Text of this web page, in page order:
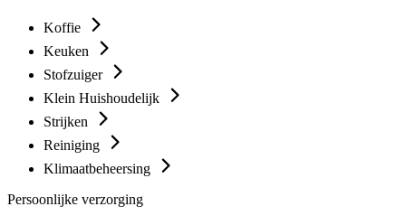
Koffie
Keuken
Stofzuiger
Klein Huishoudelijk
Strijken
Reiniging
Klimaatbeheersing
Persoonlijke verzorging